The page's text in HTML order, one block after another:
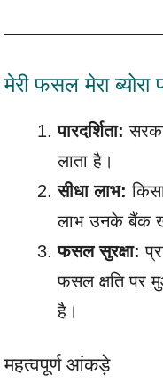
मेरी फसल मेरा ब्योरा
पारदर्शिता:
लाता है।
सीधा लाभ:
लाभ उनके बैंक
फसल सुरक्षा:
फसल क्षति पर
है।
महत्वपूर्ण आंकड़े